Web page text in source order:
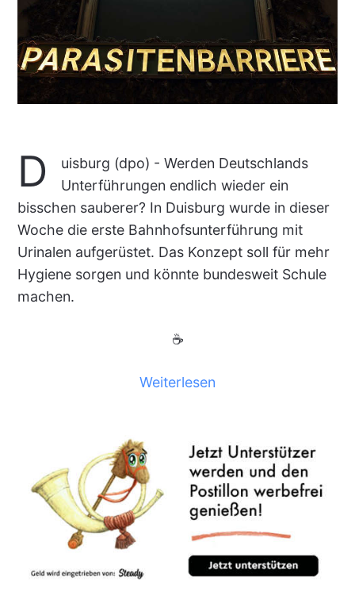
D
uisburg (dpo) - Werden Deutschlands
Unterführungen endlich wieder ein
bisschen sauberer? In Duisburg wurde in dieser
Woche die erste Bahnhofsunterführung mit
Urinalen aufgerüstet. Das Konzept soll für mehr
Hygiene sorgen und könnte bundesweit Schule
machen.
☕
Weiterlesen